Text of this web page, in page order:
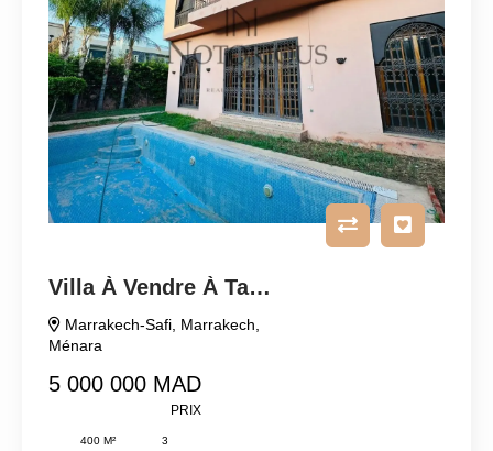
Villa À Vendre À Targa
Marrakech-Safi Marrakech
Ménara
5 000 000 MAD
PRIX
400 M² 3